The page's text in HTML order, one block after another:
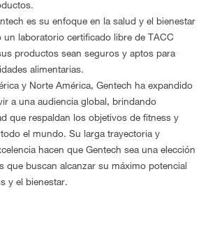
es su enfoque en la salud y el bienestar
un laboratorio certificado libre de TACC
productos sean seguros y aptos para
alimentarias.
y Norte América, Gentech ha expandido
a una audiencia global, brindando
que respaldan los objetivos de fitness y
el mundo. Su larga trayectoria y
hacen que Gentech sea una elección
que buscan alcanzar su máximo potencial
y el bienestar.